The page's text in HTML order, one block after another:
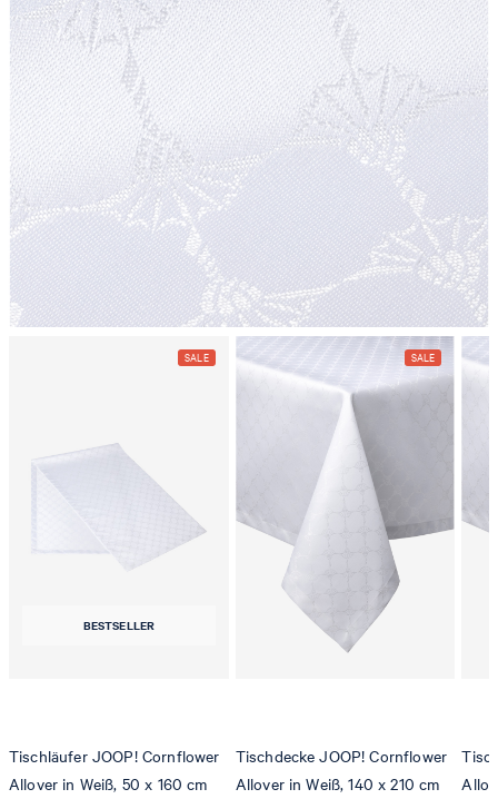
BESTSELLER
Tischläufer JOOP! Cornflower
Allover in Weiß, 50 x 160 cm
Tischdecke JOOP! Cornflower
Allover in Weiß, 140 x 210 cm